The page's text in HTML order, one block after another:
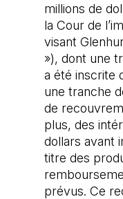
millions de
la Cour de
visant
»), dont une
a été inscrite
une tranche
de
plus, des
dollars avant
titre des
prévus. Ce